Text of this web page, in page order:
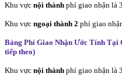
Khu vực nội thành phí giao nhận là 3
Khu vực ngoại thành 2 phí giao
Bảng Phí Giao Nhận Ước Tính Tại
tiếp theo)
Khu vực nội thành phí giao nhận là